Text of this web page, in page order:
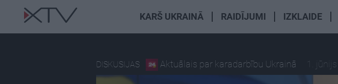
KARŠ UKRAINĀ RAIDĪJUMI IZKLAIDE
DISKUSIJAS Aktuālais par karadarbību Ukrainā 1. jūnijs